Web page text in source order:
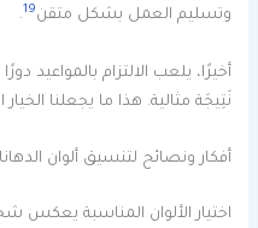
وتسليم العمل بشكل متقن19
.
أخيرًا، يلعب الالتزام بالمواعيد
نَتِيجَة مثالية. هذا ما يجعلنا
أفكار ونصائح لتنسيق ألوان
اختيار الألوان المناسبة يعكس